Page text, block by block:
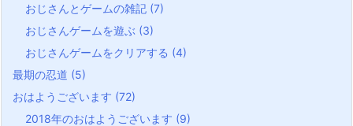
おじさんとゲームの雑記 (7)
おじさんゲームを遊ぶ (3)
おじさんゲームをクリアする (4)
最期の忍道 (5)
おはようございます (72)
2018年のおはようございます (9)